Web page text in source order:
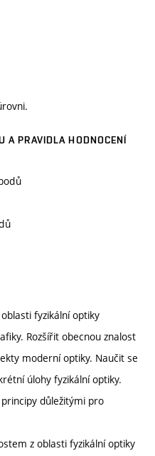
A PRAVIDLA HODNOCENÍ
fyzikální optiky
Rozšířit obecnou znalost
moderní optiky. Naučit se
úlohy fyzikální optiky.
důležitými pro
z oblasti fyzikální optiky